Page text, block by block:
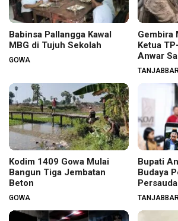
Babinsa Pallangga Kawal
MBG di Tujuh Sekolah
GOWA
Gembira
Ketua
Anwar
Warga
Kodim 1409 Gowa Mulai
Bangun Tiga Jembatan
Beton
GOWA
Bupati
Budaya